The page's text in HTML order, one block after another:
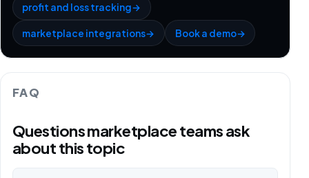
profit and loss tracking→
marketplace integrations→ Book a demo→
FAQ
Questions marketplace teams ask
about this topic